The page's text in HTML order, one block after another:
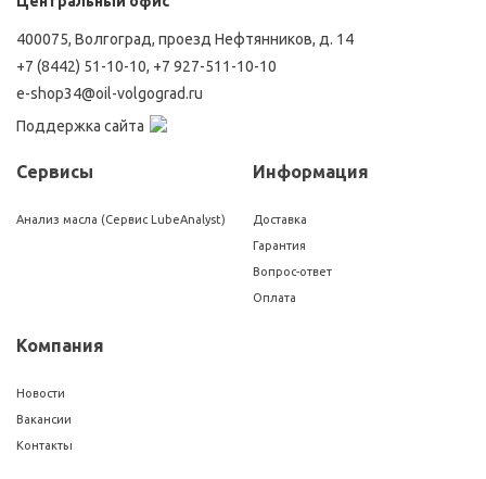
400075, Волгоград, проезд Нефтянников, д. 14
+7 (8442) 51-10-10, +7 927-511-10-10
e-shop34@oil-volgograd.ru
Поддержка сайта
Сервисы
Анализ масла (Сервис LubeAnalyst)
Информация
Доставка
Гарантия
Вопрос-ответ
Оплата
Компания
Новости
Вакансии
Контакты